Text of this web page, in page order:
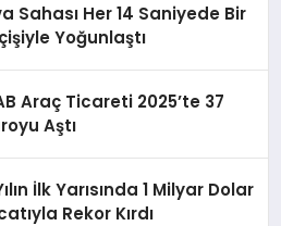
Sahası Her 14 Saniyede Bir
Yoğunlaştı
Araç Ticareti 2025’te 37
Aştı
İlk Yarısında 1 Milyar Dolar
Rekor Kırdı